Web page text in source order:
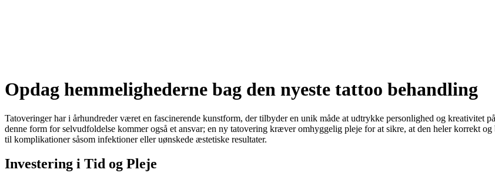
Opdag hemmelighederne bag den nyeste tattoo behandling
Tatoveringer har i århundreder været en fascinerende kunstform, der tilbyder en unik måde at udtrykke personlighed og kreativitet
denne form for selvudfoldelse kommer også et ansvar; en ny tatovering kræver omhyggelig pleje for at sikre, at den heler korrekt
til komplikationer såsom infektioner eller uønskede æstetiske resultater.
Investering i Tid og Pleje